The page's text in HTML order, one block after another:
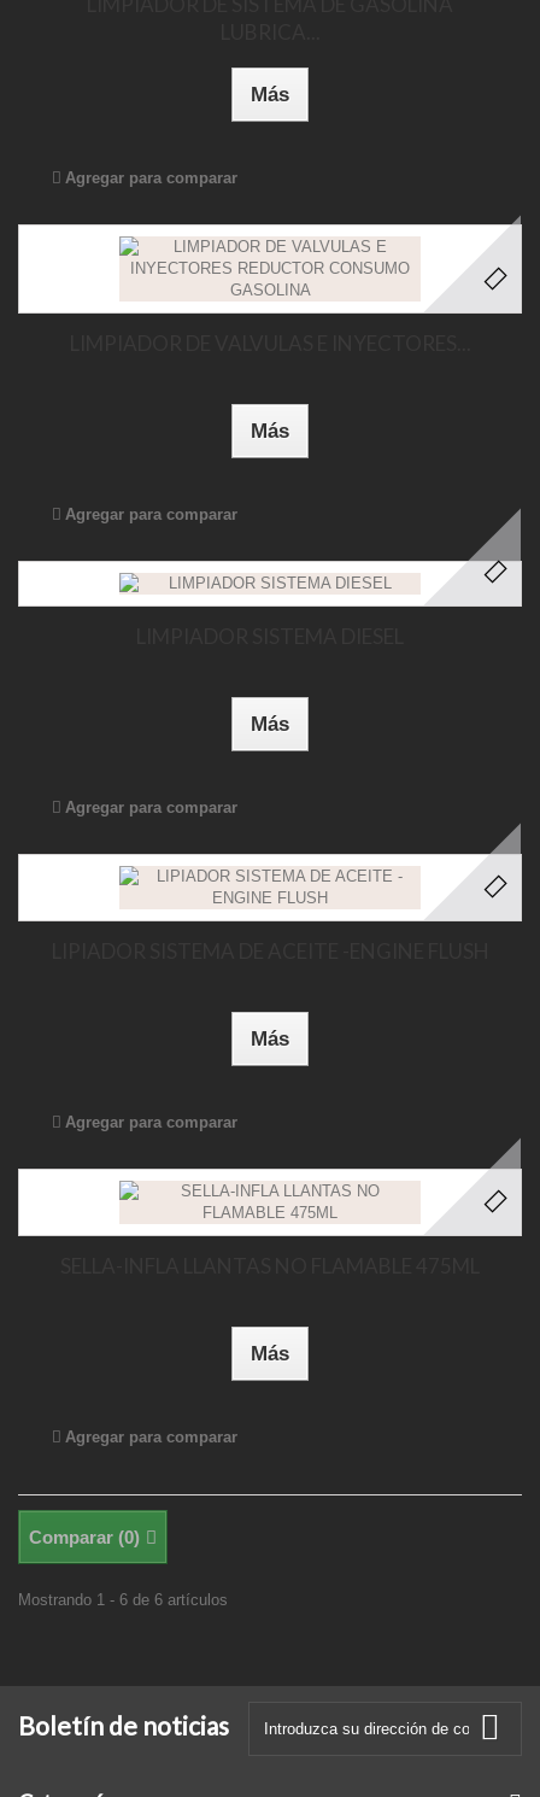
Más
Agregar para comparar
Más
Agregar para comparar
Más
Agregar para comparar
Más
Agregar para comparar
Más
Agregar para comparar
Comparar (0)
Mostrando 1 - 6 de 6 artículos
Boletín de noticias